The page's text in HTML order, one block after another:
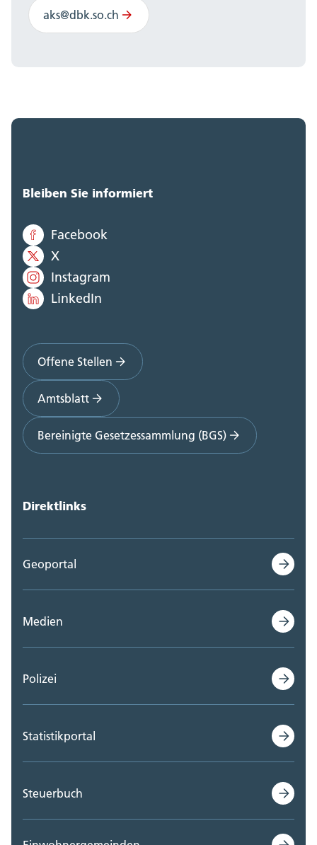
aks@dbk.so.ch
Bleiben Sie informiert
Facebook
X
Instagram
LinkedIn
Offene Stellen
Amtsblatt
Bereinigte Gesetzessammlung (BGS)
Direktlinks
Geoportal
Medien
Polizei
Statistikportal
Steuerbuch